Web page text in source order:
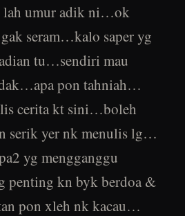
lah umur adik ni…ok
seram…kalo saper yg
tu…sendiri mau
pon tahniah…
cerita kt sini…boleh
yer nk menulis lg…
yg mengganggu
penting kn byk berdoa &
pon xleh nk kacau…